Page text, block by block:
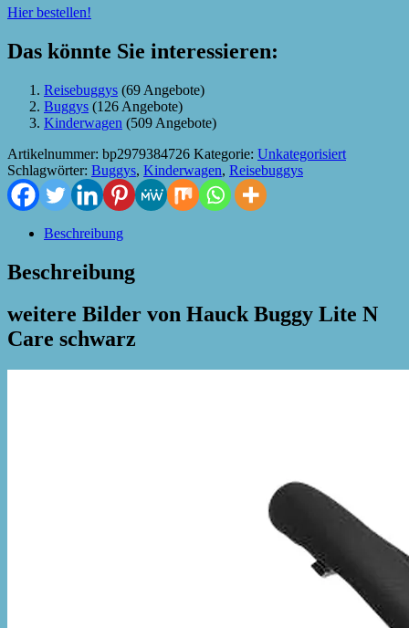
Hier bestellen!
Das könnte Sie interessieren:
Reisebuggys (69 Angebote)
Buggys (126 Angebote)
Kinderwagen (509 Angebote)
Artikelnummer: bp2979384726 Kategorie: Unkategorisiert
Schlagwörter: Buggys, Kinderwagen, Reisebuggys
Beschreibung
Beschreibung
weitere Bilder von Hauck Buggy Lite N
Care schwarz